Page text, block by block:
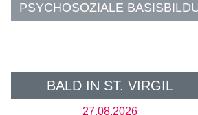
PSYCHOSOZIALE
BALD IN ST. VIRGIL
27.08.2026